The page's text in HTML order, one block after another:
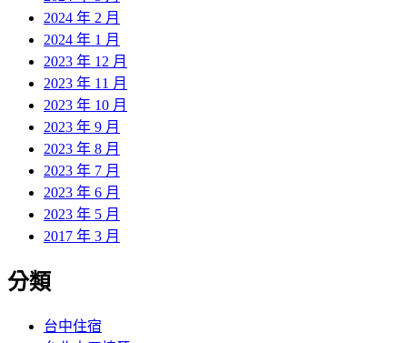
2024 年 2 月
2024 年 1 月
2023 年 12 月
2023 年 11 月
2023 年 10 月
2023 年 9 月
2023 年 8 月
2023 年 7 月
2023 年 6 月
2023 年 5 月
2017 年 3 月
分類
台中住宿